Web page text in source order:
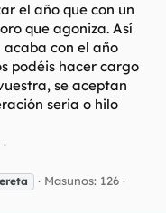
el año que con un
que agoniza. Así
acaba con el año
podéis hacer cargo
se aceptan
seria o hilo
Masunos: 126